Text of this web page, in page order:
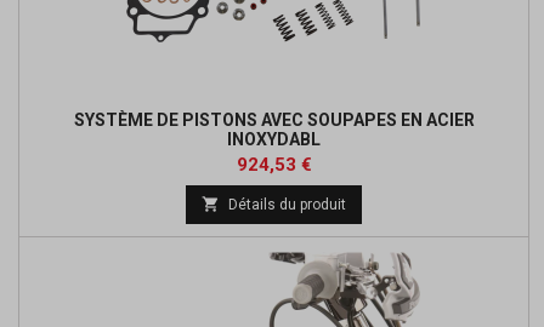
SYSTÈME DE PISTONS AVEC SOUPAPES EN ACIER
INOXYDABL
Prix
924,53 €
 Détails du produit